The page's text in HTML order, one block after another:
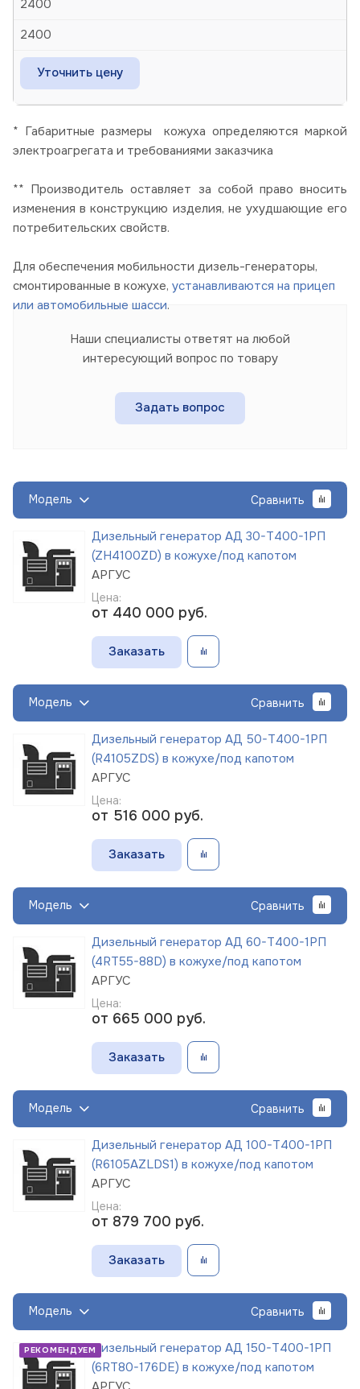
2400
2400
Уточнить цену
* Габаритные размеры кожуха определяются маркой
электроагрегата и требованиями заказчика
** Производитель оставляет за собой право вносить
изменения в конструкцию изделия, не ухудшающие его
потребительских свойств.
Для обеспечения мобильности дизель-генераторы,
смонтированные в кожухе, устанавливаются на прицеп
или автомобильные шасси.
Наши специалисты ответят на любой
интересующий вопрос по товару
Задать вопрос
Модель Сравнить
Дизельный генератор АД 30-Т400-1РП
(ZH4100ZD) в кожухе/под капотом
АРГУС
Цена:
от 440 000 руб.
Заказать
Модель Сравнить
Дизельный генератор АД 50-Т400-1РП
(R4105ZDS) в кожухе/под капотом
АРГУС
Цена:
от 516 000 руб.
Заказать
Модель Сравнить
Дизельный генератор АД 60-Т400-1РП
(4RT55-88D) в кожухе/под капотом
АРГУС
Цена:
от 665 000 руб.
Заказать
Модель Сравнить
Дизельный генератор АД 100-Т400-1РП
(R6105AZLDS1) в кожухе/под капотом
АРГУС
Цена:
от 879 700 руб.
Заказать
Модель Сравнить
РЕКОМЕНДУЕМДизельный генератор АД 150-Т400-1РП
(6RT80-176DE) в кожухе/под капотом